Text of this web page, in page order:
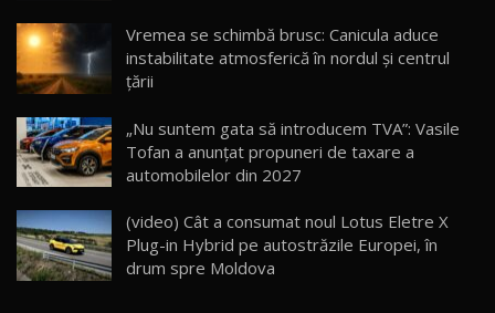
17
30:08
Noul Geely EX5 EM-i care a cucerit Moldova
AutoBlog.MD
23:36
20
Noul ZEEKR 7X / Test Drive AutoBlog.MD
29:08
Vremea se schimbă brusc: Canicula aduce
instabilitate atmosferică în nordul și centrul
țării
„Nu suntem gata să introducem TVA”: Vasile
Tofan a anunțat propuneri de taxare a
automobilelor din 2027
(video) Cât a consumat noul Lotus Eletre X
Plug-in Hybrid pe autostrăzile Europei, în
drum spre Moldova